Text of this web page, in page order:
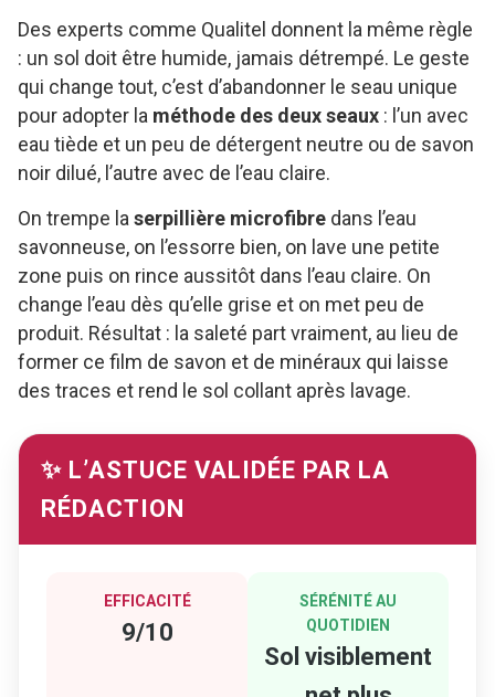
Des experts comme Qualitel donnent la même règle
: un sol doit être humide, jamais détrempé. Le geste
qui change tout, c’est d’abandonner le seau unique
pour adopter la méthode des deux seaux : l’un avec
eau tiède et un peu de détergent neutre ou de savon
noir dilué, l’autre avec de l’eau claire.
On trempe la serpillière microfibre dans l’eau
savonneuse, on l’essorre bien, on lave une petite
zone puis on rince aussitôt dans l’eau claire. On
change l’eau dès qu’elle grise et on met peu de
produit. Résultat : la saleté part vraiment, au lieu de
former ce film de savon et de minéraux qui laisse
des traces et rend le sol collant après lavage.
✨ L’ASTUCE VALIDÉE PAR LA
RÉDACTION
EFFICACITÉ
9/10
SÉRÉNITÉ AU
QUOTIDIEN
Sol visiblement